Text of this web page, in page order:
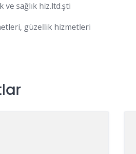
sağlık hiz.ltd.şti
güzellik hizmetleri